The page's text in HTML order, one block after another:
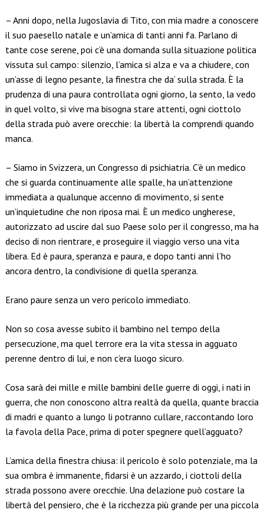
– Anni dopo, nella Jugoslavia di Tito, con mia madre a conoscere
il suo paesello natale e un’amica di tanti anni fa. Parlano di
tante cose serene, poi c’è una domanda sulla situazione politica
vissuta sul campo: silenzio, l’amica si alza e va a chiudere, con
un’asse di legno pesante, la finestra che da’ sulla strada. È la
prudenza di una paura controllata ogni giorno, la sento, la vedo
in quel volto, si vive ma bisogna stare attenti, ogni ciottolo
della strada può avere orecchie: la libertà la comprendi quando
manca.
– Siamo in Svizzera, un Congresso di psichiatria. C’è un medico
che si guarda continuamente alle spalle, ha un’attenzione
immediata a qualunque accenno di movimento, si sente
un’inquietudine che non riposa mai. È un medico ungherese,
autorizzato ad uscire dal suo Paese solo per il congresso, ma ha
deciso di non rientrare, e proseguire il viaggio verso una vita
libera. Ed è paura, speranza e paura, e dopo tanti anni l’ho
ancora dentro, la condivisione di quella speranza.
Erano paure senza un vero pericolo immediato.
Non so cosa avesse subito il bambino nel tempo della
persecuzione, ma quel terrore era la vita stessa in agguato
perenne dentro di lui, e non c’era luogo sicuro.
Cosa sarà dei mille e mille bambini delle guerre di oggi, i nati in
guerra, che non conoscono altra realtà da quella, quante braccia
di madri e quanto a lungo li potranno cullare, raccontando loro
la favola della Pace, prima di poter spegnere quell’agguato?
L’amica della finestra chiusa: il pericolo è solo potenziale, ma la
sua ombra è immanente, fidarsi è un azzardo, i ciottoli della
strada possono avere orecchie. Una delazione può costare la
libertà del pensiero, che è la ricchezza più grande per una piccola